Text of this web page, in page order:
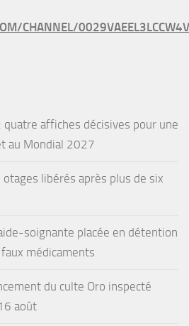
CHANNEL/
affiches décisives pour une
au Mondial 2027
libérés après plus de six
soignante placée en détention
médicaments
du culte Oro inspecté
août